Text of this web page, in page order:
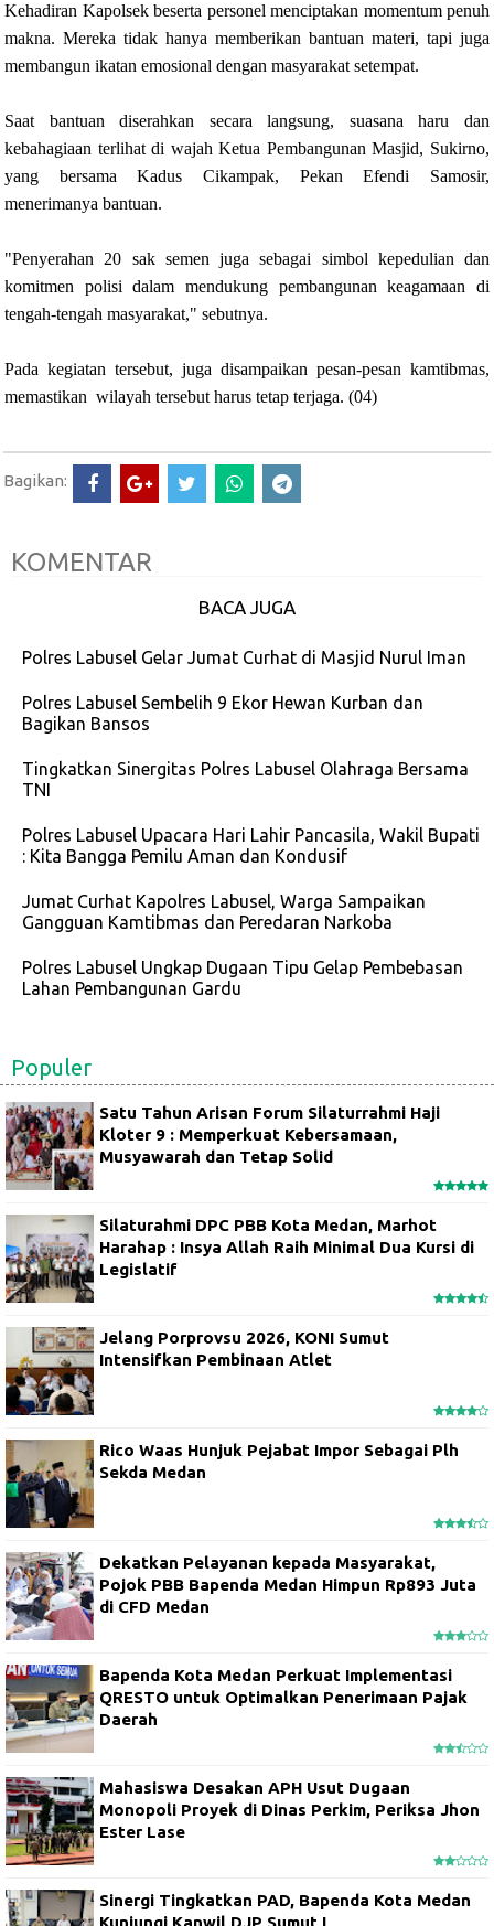
Kehadiran Kapolsek beserta personel menciptakan momentum penuh
makna. Mereka tidak hanya memberikan bantuan materi, tapi juga
membangun ikatan emosional dengan masyarakat setempat.
Saat bantuan diserahkan secara langsung, suasana haru dan
kebahagiaan terlihat di wajah Ketua Pembangunan Masjid, Sukirno,
yang bersama Kadus Cikampak, Pekan Efendi Samosir,
menerimanya bantuan.
"Penyerahan 20 sak semen juga sebagai simbol kepedulian dan
komitmen polisi dalam mendukung pembangunan keagamaan di
tengah-tengah masyarakat," sebutnya.
Pada kegiatan tersebut, juga disampaikan pesan-pesan kamtibmas,
memastikan wilayah tersebut harus tetap terjaga. (04)
Bagikan:
KOMENTAR
BACA JUGA
Polres Labusel Gelar Jumat Curhat di Masjid Nurul Iman
Polres Labusel Sembelih 9 Ekor Hewan Kurban dan
Bagikan Bansos
Tingkatkan Sinergitas Polres Labusel Olahraga Bersama
TNI
Polres Labusel Upacara Hari Lahir Pancasila, Wakil Bupati
: Kita Bangga Pemilu Aman dan Kondusif
Jumat Curhat Kapolres Labusel, Warga Sampaikan
Gangguan Kamtibmas dan Peredaran Narkoba
Polres Labusel Ungkap Dugaan Tipu Gelap Pembebasan
Lahan Pembangunan Gardu
Populer
Satu Tahun Arisan Forum Silaturrahmi Haji
Kloter 9 : Memperkuat Kebersamaan,
Musyawarah dan Tetap Solid
Silaturahmi DPC PBB Kota Medan, Marhot
Harahap : Insya Allah Raih Minimal Dua Kursi di
Legislatif
Jelang Porprovsu 2026, KONI Sumut
Intensifkan Pembinaan Atlet
Rico Waas Hunjuk Pejabat Impor Sebagai Plh
Sekda Medan
Dekatkan Pelayanan kepada Masyarakat,
Pojok PBB Bapenda Medan Himpun Rp893 Juta
di CFD Medan
Bapenda Kota Medan Perkuat Implementasi
QRESTO untuk Optimalkan Penerimaan Pajak
Daerah
Mahasiswa Desakan APH Usut Dugaan
Monopoli Proyek di Dinas Perkim, Periksa Jhon
Ester Lase
Sinergi Tingkatkan PAD, Bapenda Kota Medan